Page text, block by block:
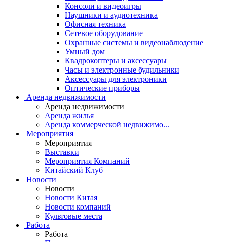
Консоли и видеоигры
Наушники и аудиотехника
Офисная техника
Сетевое оборудование
Охранные системы и видеонаблюдение
Умный дом
Квадрокоптеры и аксессуары
Часы и электронные будильники
Аксессуары для электроники
Оптические приборы
Аренда недвижимости
Аренда недвижимости
Аренда жилья
Аренда коммерческой недвижимо...
Мероприятия
Мероприятия
Выставки
Мероприятия Компаний
Китайский Клуб
Новости
Новости
Новости Китая
Новости компаний
Культовые места
Работа
Работа